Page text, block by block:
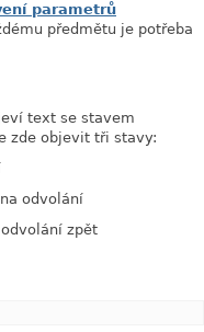
parametrů
předmětu je potřeba
text se stavem
zde objevit tři stavy:
odvolání
zpět